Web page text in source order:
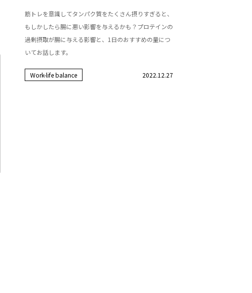
筋トレを意識してタンパク質をたくさん摂りすぎると、
もしかしたら腸に悪い影響を与えるかも？プロテインの
過剰摂取が腸に与える影響と、1日のおすすめの量につ
いてお話します。
Work-life balance 2022.12.27